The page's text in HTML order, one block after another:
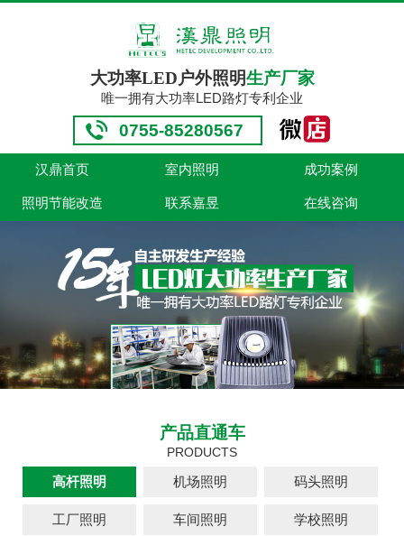
大功率LED户外照明生产厂家
唯一拥有大功率LED路灯专利企业
0755-85280567
汉鼎首页 室内照明 成功案例
照明节能改造 联系嘉昱 在线咨询
产品直通车
PRODUCTS
高杆照明 机场照明 码头照明
工厂照明 车间照明 学校照明